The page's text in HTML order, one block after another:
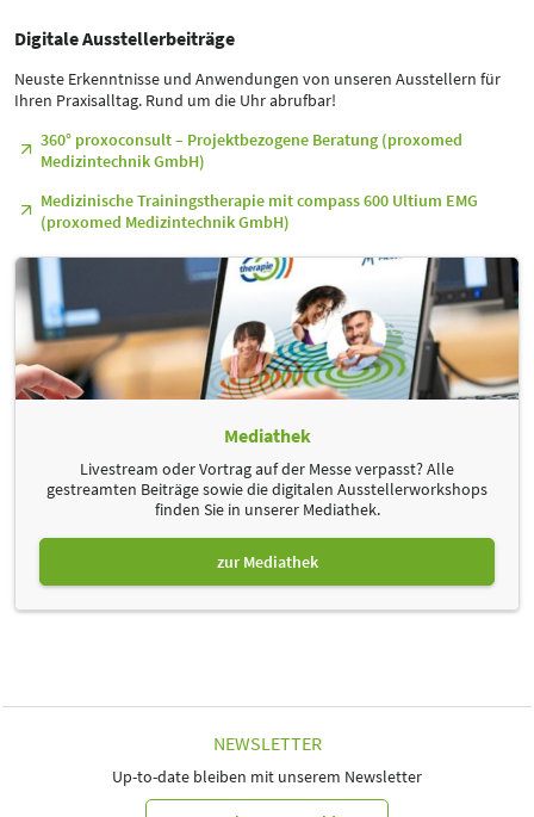
18:30 - 19:30 Uhr
Planetare Gesundheit in Gesundheitsberufen (Podiumsgespräch)
Referent*innen:
Dr. Martin Herrmann, Vorstandsvorsitzender KLUG e.V., Arzt,
Psychotherapeut, Berater von NGOs und
Organisationsentwickler
Prof. Dr. Robert Richter, H4F AG ErgoLogoPhysio,
Environmental Physiotherapy Association
Hannah Hecker, Landesverband-Vorsitzende
physiodeutschland BW
Heidi Amrhein, H4F AG ErgoLogoPhysio, Physiotherapeutin,
selbstständige Praxisleiterin
Malu Kath, H4F bundesweit, Medizinstudent
Digitale Teilnahme per Zoom möglich:
Weitere Informationen erhalten Sie im Kongressprogramm:
Planetare Gesundheit in Gesundheitsberufen
Neue Medizinprodukteverordnung der EU – Pflichten, Rechte
Referent: Michael Faßbender, proxomed® Medizintechnik GmbH
Zum Livestream
Digitale Ausstellerbeiträge
Neuste Erkenntnisse und Anwendungen von unseren Ausstellern für
Ihren Praxisalltag. Rund um die Uhr abrufbar!
360° proxoconsult – Projektbezogene Beratung (proxomed
Medizintechnik GmbH)
Medizinische Trainingstherapie mit compass 600 Ultium EMG
(proxomed Medizintechnik GmbH)
Mediathek
Livestream oder Vortrag auf der Messe verpasst? Alle
gestreamten Beiträge sowie die digitalen Ausstellerworkshops
finden Sie in unserer Mediathek.
zur Mediathek
NEWSLETTER
Up-to-date bleiben mit unserem Newsletter